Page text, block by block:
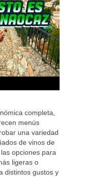
completa,
menús
una variedad
de vinos de
opciones para
ligeras o
distintos gustos y